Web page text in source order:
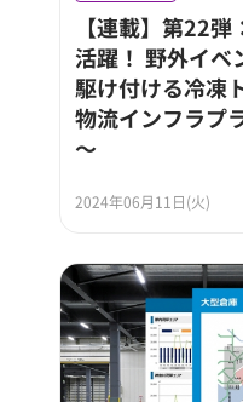
【連載】第22
活躍！ 野外イベ
駆け付ける冷凍
物流インフラプ
～
2024年06月11日(火)